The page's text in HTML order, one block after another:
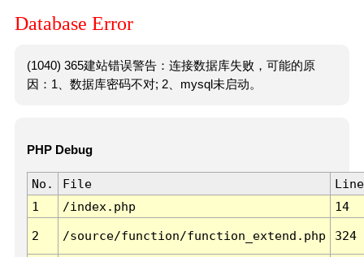
Database Error
(1040) 365建站错误警告：连接数据库失败，可能的原
因：1、数据库密码不对; 2、mysql未启动。
PHP Debug
No. File
Line
1
/index.php 14
2 /source/function/function_extend.php 324